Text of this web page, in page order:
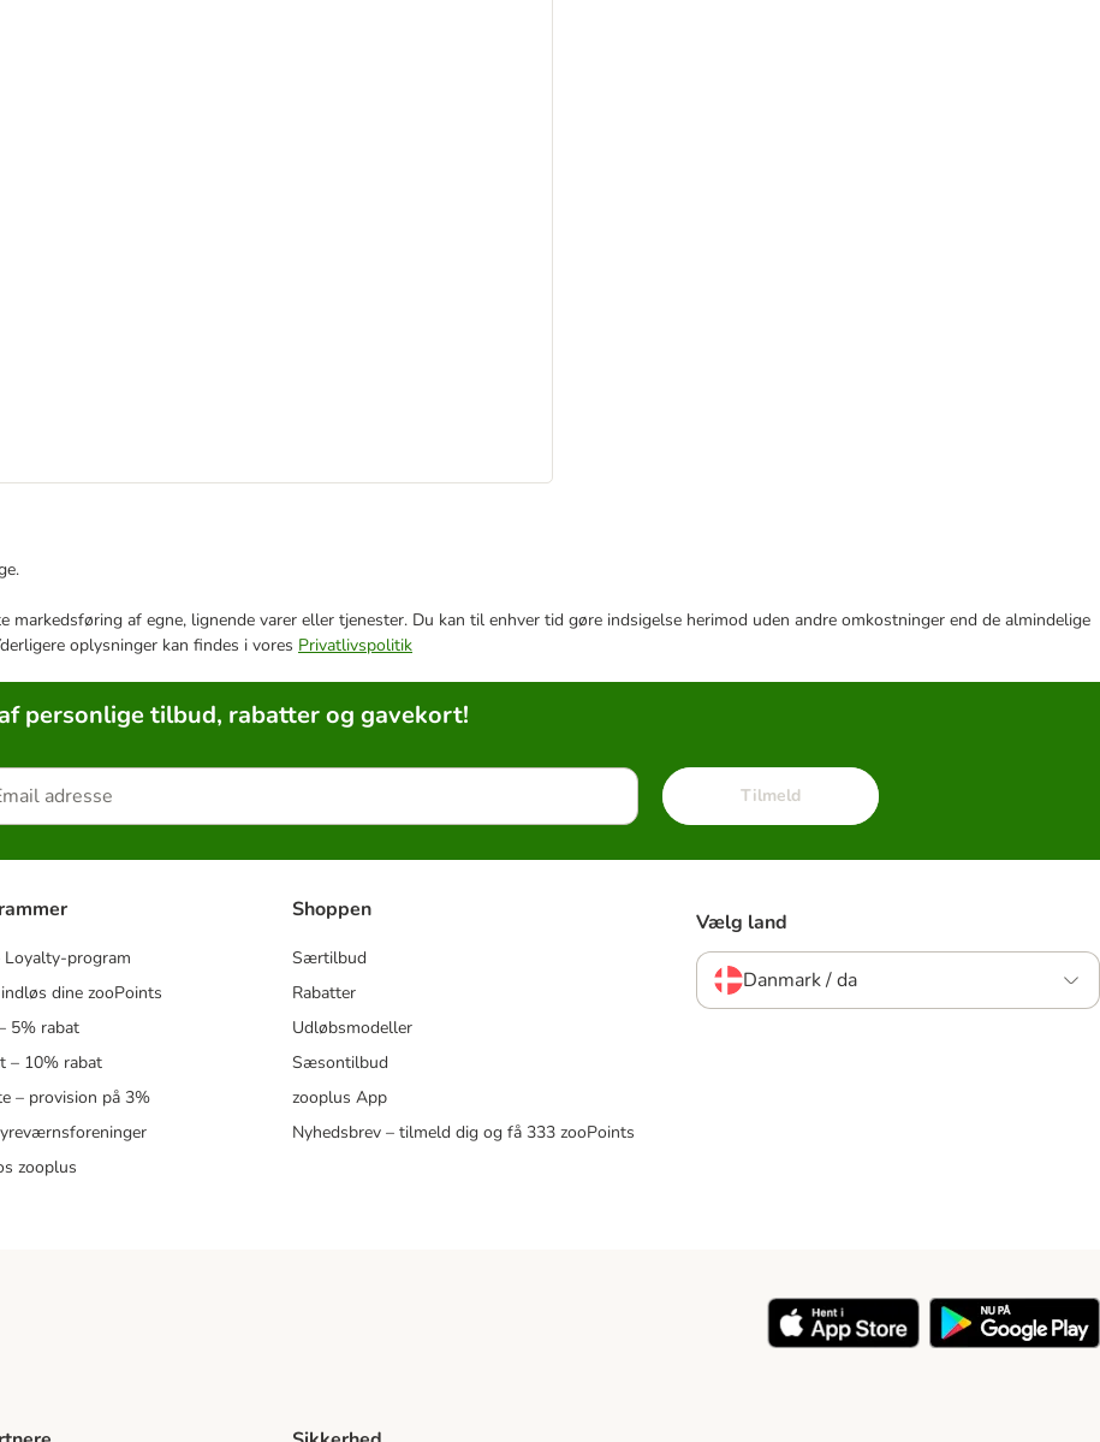
af egne, lignende varer eller tjenester. Du kan til enhver tid gøre indsigelse herimod uden andre omkostninger end de almindelige
oplysninger kan findes i vores Privatlivspolitik
personlige tilbud, rabatter og gavekort!
Tilmeld
program
dine zooPoints
5% rabat
– 10% rabat
– provision på 3%
zooplus
Shoppen
Særtilbud
Rabatter
Udløbsmodeller
Sæsontilbud
zooplus App
Nyhedsbrev – tilmeld dig og få 333 zooPoints
Vælg land
Danmark / da